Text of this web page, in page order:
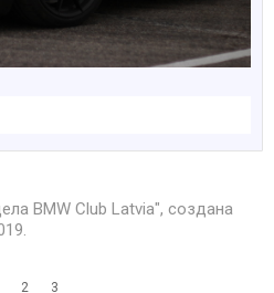
BMW Club Latvia", создана
.
2 3